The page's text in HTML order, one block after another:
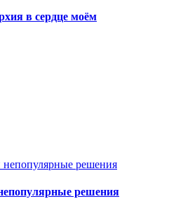
в сердце моём
решения